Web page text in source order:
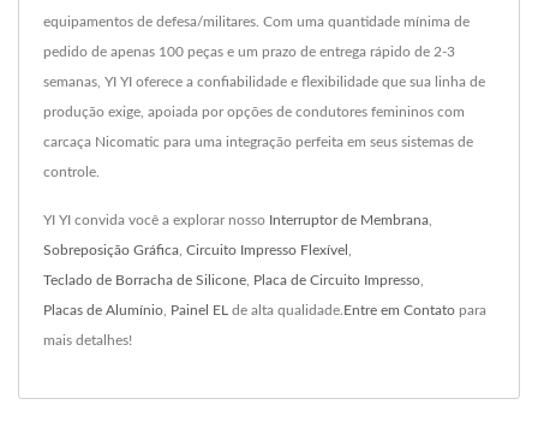
equipamentos de defesa/militares. Com uma quantidade mínima de
pedido de apenas 100 peças e um prazo de entrega rápido de 2-3
semanas, YI YI oferece a confiabilidade e flexibilidade que sua linha de
produção exige, apoiada por opções de condutores femininos com
carcaça Nicomatic para uma integração perfeita em seus sistemas de
controle.
YI YI convida você a explorar nosso Interruptor de Membrana
Sobreposição Gráfica Circuito Impresso Flexível
Teclado de Borracha de Silicone Placa de Circuito Impresso
Placas de Alumínio Painel EL de alta qualidade. Entre em Contato para
mais detalhes!